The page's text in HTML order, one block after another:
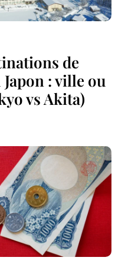
de
: ville ou
vs Akita)